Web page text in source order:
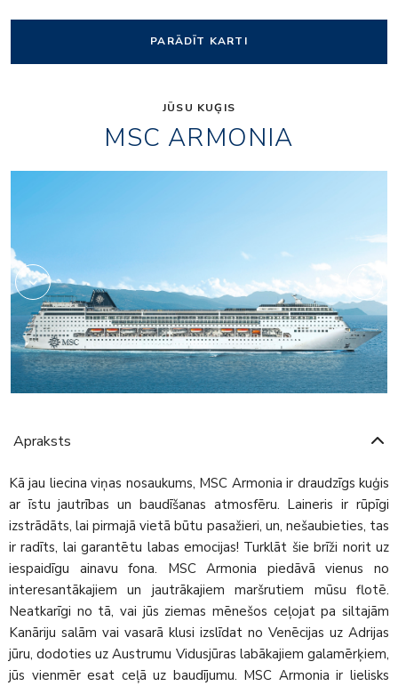
PARĀDĪT KARTI
JŪSU KUĢIS
MSC ARMONIA
Apraksts
Kā jau liecina viņas nosaukums, MSC Armonia ir draudzīgs kuģis
ar īstu jautrības un baudīšanas atmosfēru. Laineris ir rūpīgi
izstrādāts, lai pirmajā vietā būtu pasažieri, un, nešaubieties, tas
ir radīts, lai garantētu labas emocijas! Turklāt šie brīži norit uz
iespaidīgu ainavu fona. MSC Armonia piedāvā vienus no
interesantākajiem un jautrākajiem maršrutiem mūsu flotē.
Neatkarīgi no tā, vai jūs ziemas mēnešos ceļojat pa siltajām
Kanāriju salām vai vasarā klusi izslīdat no Venēcijas uz Adrijas
jūru, dodoties uz Austrumu Vidusjūras labākajiem galamērķiem,
jūs vienmēr esat ceļā uz baudījumu. MSC Armonia ir lielisks